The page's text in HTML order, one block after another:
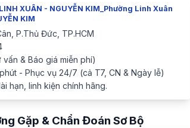
XUÂN - NGUYỄN KIM_Phường Linh Xuân
KIM
P.Thủ Đức, TP.HCM
& Báo giá miễn phí)
- Phục vụ 24/7 (cả T7, CN & Ngày lễ)
hạn, linh kiện chính hãng.
Gặp & Chẩn Đoán Sơ Bộ